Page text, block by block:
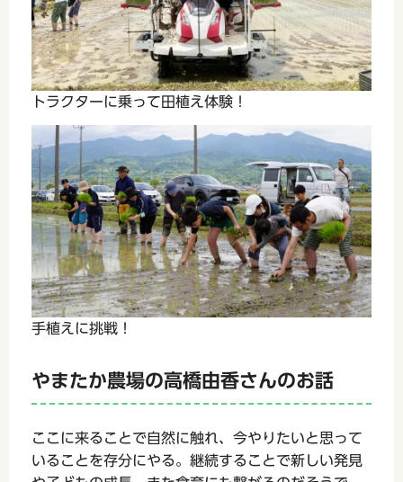
トラクターに乗って田植え体験！
手植えに挑戦！
やまたか農場の高橋由香さんのお話
ここに来ることで自然に触れ、今やりたいと思って
いることを存分にやる。継続することで新しい発見